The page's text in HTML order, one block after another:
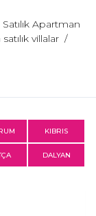
Apartman
villalar
KIBRIS
DALYAN